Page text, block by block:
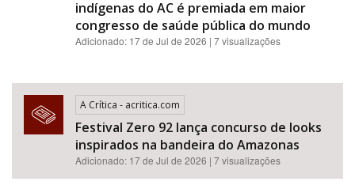
indígenas do AC é premiada em maior
congresso de saúde pública do mundo
Adicionado: 17 de Jul de 2026 | 7 visualizações
A Crítica - acritica.com
Festival Zero 92 lança concurso de looks
inspirados na bandeira do Amazonas
Adicionado: 17 de Jul de 2026 | 7 visualizações